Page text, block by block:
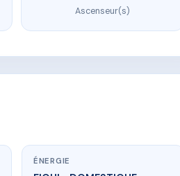
Ascenseur(s)
ÉNERGIE